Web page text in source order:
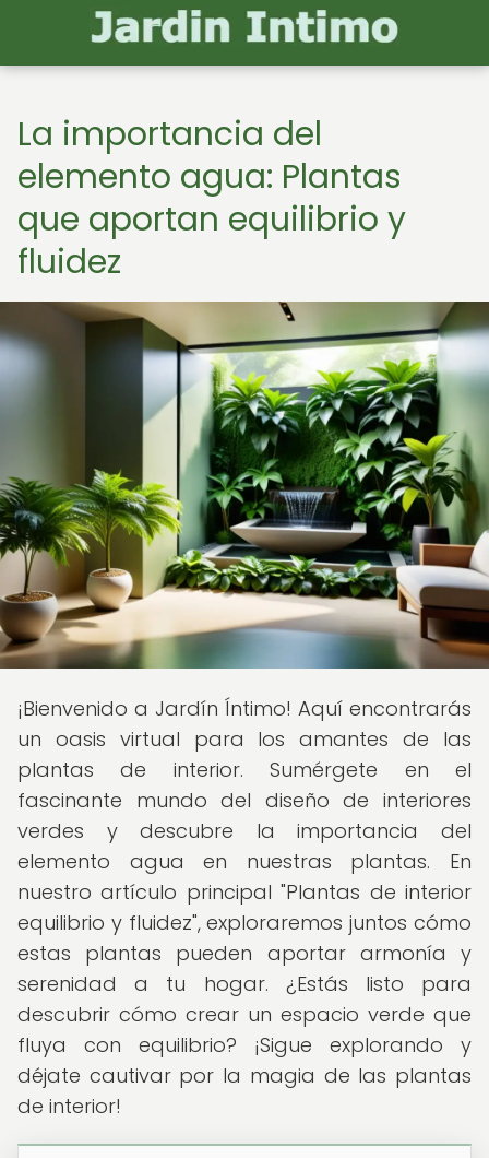
La importancia del
elemento agua: Plantas
que aportan equilibrio y
fluidez
¡Bienvenido a Jardín Íntimo! Aquí encontrarás
un oasis virtual para los amantes de las
plantas de interior. Sumérgete en el
fascinante mundo del diseño de interiores
verdes y descubre la importancia del
elemento agua en nuestras plantas. En
nuestro artículo principal "Plantas de interior
equilibrio y fluidez", exploraremos juntos cómo
estas plantas pueden aportar armonía y
serenidad a tu hogar. ¿Estás listo para
descubrir cómo crear un espacio verde que
fluya con equilibrio? ¡Sigue explorando y
déjate cautivar por la magia de las plantas
de interior!